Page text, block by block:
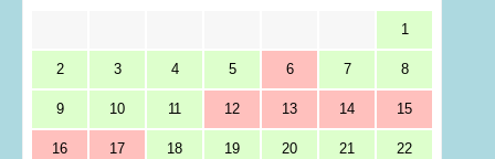
1
2 3 4 5 6 7 8
9 10 11 12 13 14 15
16 17 18 19 20 21 22